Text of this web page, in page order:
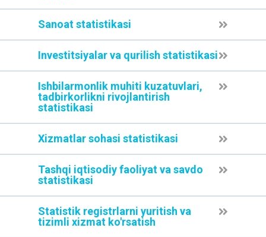
Sanoat statistikasi
Investitsiyalar va qurilish statistikasi
Ishbilarmonlik muhiti kuzatuvlari,
tadbirkorlikni rivojlantirish
statistikasi
Xizmatlar sohasi statistikasi
Tashqi iqtisodiy faoliyat va savdo
statistikasi
Statistik registrlarni yuritish va
tizimli xizmat ko'rsatish